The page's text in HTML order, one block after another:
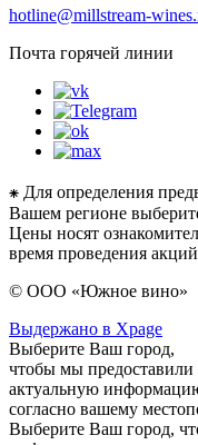
hotline@millstream-
Почта горячей линии
⁕ Для определения
Вашем регионе
Цены носят
время проведения
© ООО «Южное вино»
Выдержано в Xpage
Выберите Ваш город,
чтобы мы предоставили
актуальную
согласно вашему
Выберите Ваш город,